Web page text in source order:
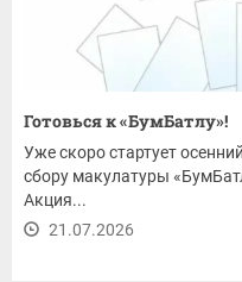
Готовься к «БумБатлу»!
Уже скоро стартует
сбору макулатуры
Акция...
21.07.2026